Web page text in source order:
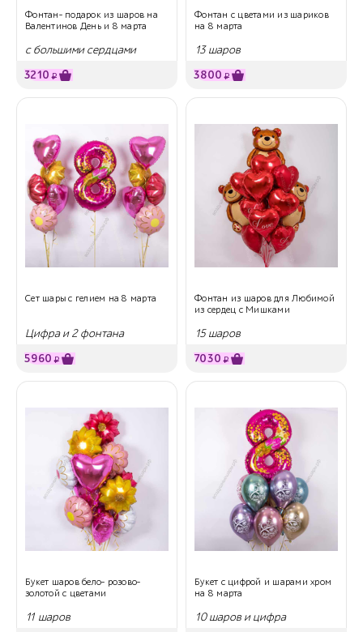
Фонтан- подарок из шаров на
Валентинов День и 8 марта
с большими сердцами
3210 ₽
Фонтан с цветами из шариков
на 8 марта
13 шаров
3800 ₽
Сет шары с гелием на 8 марта
Цифра и 2 фонтана
5960 ₽
Фонтан из шаров для Любимой
из сердец с Мишками
15 шаров
7030 ₽
Букет шаров бело- розово-
золотой с цветами
11 шаров
Букет с цифрой и шарами хром
на 8 марта
10 шаров и цифра